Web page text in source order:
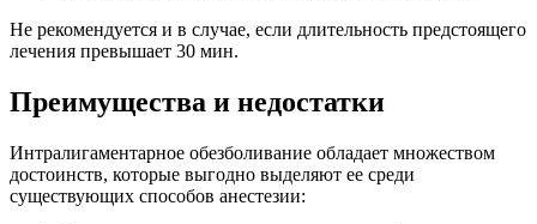
Не рекомендуется и в случае, если длительность предстоящего
лечения превышает 30 мин.
Преимущества и недостатки
Интралигаментарное обезболивание обладает множеством
достоинств, которые выгодно выделяют ее среди
существующих способов анестезии: